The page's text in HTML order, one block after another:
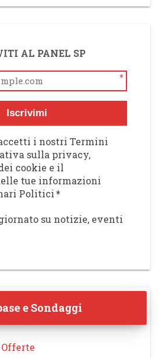
AL PANEL SP
*
Iscrivimi
i nostri Termini
sulla privacy,
cookie e il
tue informazioni
Politici*
su notizie, eventi
e Sondaggi